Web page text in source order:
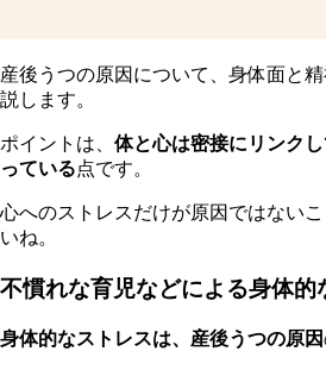
産後うつの原因について、身体面と
説します。
ポイントは、 体と心は密接にリンク
っている点です。
心へのストレスだけが原因ではない
いね。
不慣れな育児などによる身体的
身体的なストレスは、産後うつの原因